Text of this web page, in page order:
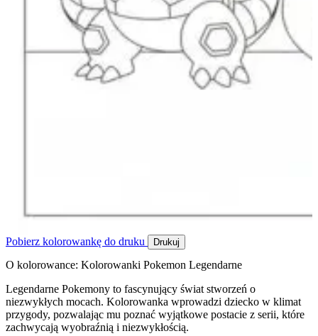
Pobierz kolorowankę do druku Drukuj
O kolorowance: Kolorowanki Pokemon Legendarne
Legendarne Pokemony to fascynujący świat stworzeń o
niezwykłych mocach. Kolorowanka wprowadzi dziecko w klimat
przygody, pozwalając mu poznać wyjątkowe postacie z serii, które
zachwycają wyobraźnią i niezwykłością.